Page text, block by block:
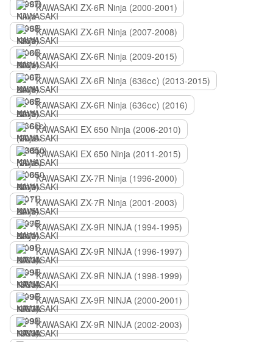
KAWASAKI ZX-6R Ninja (2000-2001)
KAWASAKI ZX-6R Ninja (2007-2008)
KAWASAKI ZX-6R Ninja (2009-2015)
KAWASAKI ZX-6R Ninja (636сс) (2013-2015)
KAWASAKI ZX-6R Ninja (636сс) (2016)
KAWASAKI EX 650 Ninja (2006-2010)
KAWASAKI EX 650 Ninja (2011-2015)
KAWASAKI ZX-7R Ninja (1996-2000)
KAWASAKI ZX-7R Ninja (2001-2003)
KAWASAKI ZX-9R NINJA (1994-1995)
KAWASAKI ZX-9R NINJA (1996-1997)
KAWASAKI ZX-9R NINJA (1998-1999)
KAWASAKI ZX-9R NINJA (2000-2001)
KAWASAKI ZX-9R NINJA (2002-2003)